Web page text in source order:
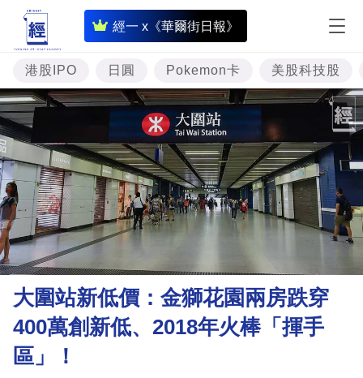
經一 x《華爾街日報》
即
時
財
經
題
投
資
樓
理
財
商
港股IPO 日圓 Pokemon卡 美股科技股
大圍站新低價：金獅花園兩房跌穿
400萬創新低、2018年火棒「揮手
區」！